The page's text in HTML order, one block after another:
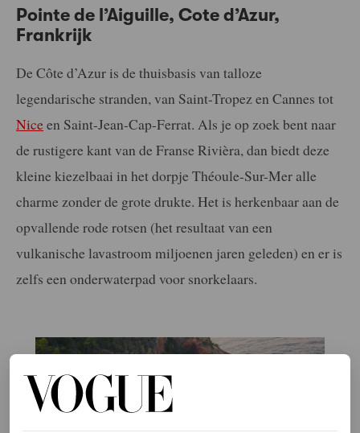
Pointe de l’Aiguille, Cote d’Azur,
Frankrijk
De Côte d’Azur is de thuisbasis van talloze
legendarische stranden, van Saint-Tropez en Cannes tot
Niceen Saint-Jean-Cap-Ferrat. Als je op zoek bent naar
de rustigere kant van de Franse Rivièra, dan biedt deze
kleine kiezelbaai in het dorpje Théoule-Sur-Mer alle
charme zonder de grote drukte. Het is herkenbaar aan de
opvallende rode rotsen (het resultaat van een
vulkanische lavastroom miljoenen jaren geleden) en er is
zelfs een onderwaterpad voor snorkelaars.